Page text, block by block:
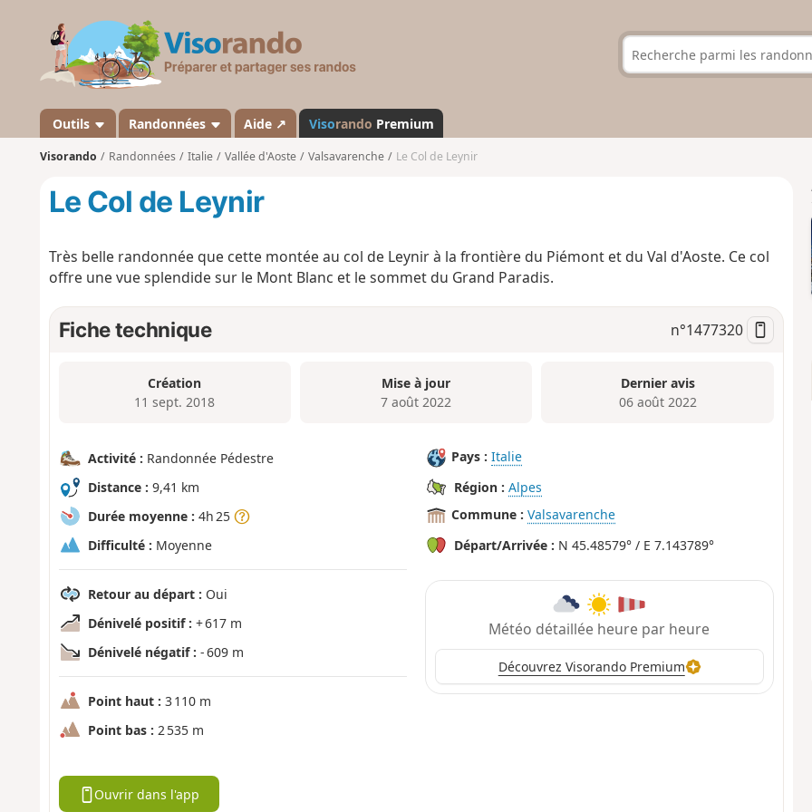
s
a
n
d
Outils Randonnées Aide ↗ Visorando Premium
Visorando Randonnées Italie Vallée d'Aoste Valsavarenche Le Col de Leynir
Le Col de Leynir
Très belle randonnée que cette montée au col de Leynir à la frontière du Piémont et du Val d'Aoste. Ce col
offre une vue splendide sur le Mont Blanc et le sommet du Grand Paradis.
Fiche technique n°1477320
Création
11 sept. 2018
Mise à jour
7 août 2022
Dernier avis
06 août 2022
Activité : Randonnée Pédestre
Distance : 9,41 km
Durée moyenne : 4h 25
Difficulté : Moyenne
Retour au départ : Oui
Dénivelé positif : + 617 m
Dénivelé négatif : - 609 m
Point haut : 3 110 m
Point bas : 2 535 m
Pays : Italie
Région : Alpes
Commune : Valsavarenche
Départ/Arrivée : N 45.48579° / E 7.143789°
Météo détaillée heure par heure
Découvrez Visorando Premium
Ouvrir dans l'app